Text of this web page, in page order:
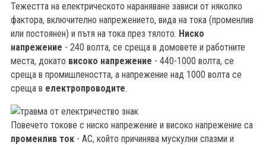
Тежестта на електрическото нараняване зависи от няколко
фактора, включително напрежението, вида на тока (променлив
или постоянен) и пътя на тока през тялото. Ниско
напрежение - 240 волта, се среща в домовете и работните
места, докато високо напрежение - 440-1000 волта, се
среща в промишлеността, а напрежение над 1000 волта се
среща в електропроводите.
Повечето токове с ниско напрежение и високо напрежение са
променлив ток- AC, който причинява мускулни спазми и